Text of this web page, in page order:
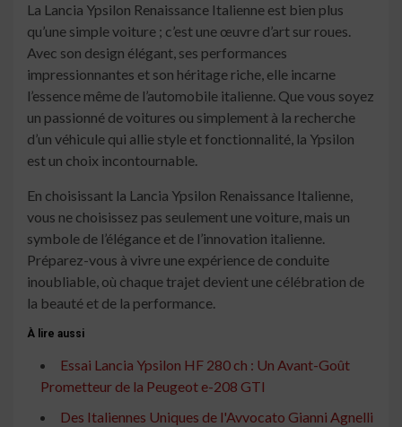
La Lancia Ypsilon Renaissance Italienne est bien plus
qu’une simple voiture ; c’est une œuvre d’art sur roues.
Avec son design élégant, ses performances
impressionnantes et son héritage riche, elle incarne
l’essence même de l’automobile italienne. Que vous soyez
un passionné de voitures ou simplement à la recherche
d’un véhicule qui allie style et fonctionnalité, la Ypsilon
est un choix incontournable.
En choisissant la Lancia Ypsilon Renaissance Italienne,
vous ne choisissez pas seulement une voiture, mais un
symbole de l’élégance et de l’innovation italienne.
Préparez-vous à vivre une expérience de conduite
inoubliable, où chaque trajet devient une célébration de
la beauté et de la performance.
À lire aussi
Essai Lancia Ypsilon HF 280 ch : Un Avant-Goût
Prometteur de la Peugeot e-208 GTI
Des Italiennes Uniques de l'Avvocato Gianni Agnelli